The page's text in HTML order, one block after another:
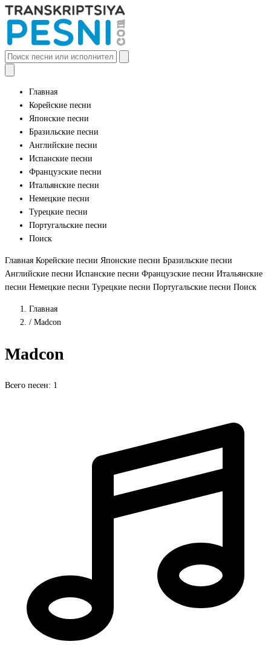
Главная
Корейские песни
Японские песни
Бразильские песни
Английские песни
Испанские песни
Французские песни
Итальянские песни
Немецкие песни
Турецкие песни
Португальские песни
Поиск
Главная Корейские песни Японские песни Бразильские песни
Английские песни Испанские песни Французские песни Итальянские
песни Немецкие песни Турецкие песни Португальские песни Поиск
Главная
/ Madcon
Madcon
Всего песен: 1